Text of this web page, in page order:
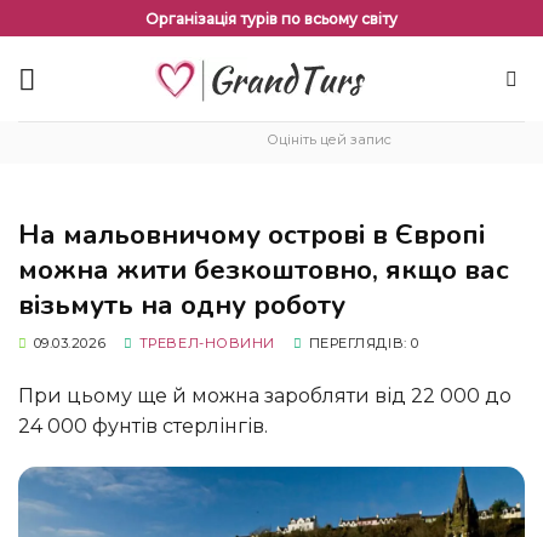
змісту
Організація турів по всьому світу
Оцініть цей запис
На мальовничому острові в Європі
можна жити безкоштовно, якщо вас
візьмуть на одну роботу
09.03.2026 ТРЕВЕЛ-НОВИНИ ПЕРЕГЛЯДІВ: 0
При цьому ще й можна заробляти від 22 000 до
24 000 фунтів стерлінгів.